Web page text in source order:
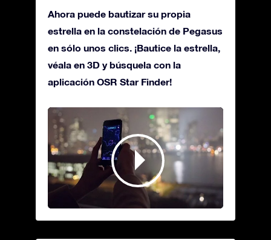
Ahora puede bautizar su propia
estrella en la constelación de Pegasus
en sólo unos clics. ¡Bautice la estrella,
véala en 3D y búsquela con la
aplicación OSR Star Finder!